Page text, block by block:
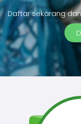
Daftar sekarang